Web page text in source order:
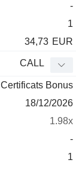
-
1
34,73 EUR
CALL
Certificats Bonus
18/12/2026
1.98x
-
1